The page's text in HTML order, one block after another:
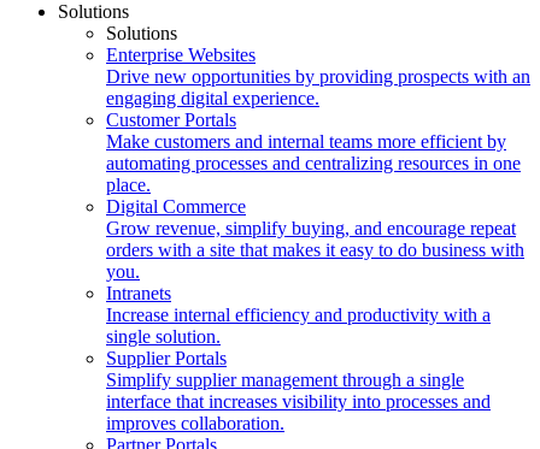
Solutions
Solutions
Enterprise Websites
Drive new opportunities by providing prospects with an
engaging digital experience.
Customer Portals
Make customers and internal teams more efficient by
automating processes and centralizing resources in one
place.
Digital Commerce
Grow revenue, simplify buying, and encourage repeat
orders with a site that makes it easy to do business with
you.
Intranets
Increase internal efficiency and productivity with a
single solution.
Supplier Portals
Simplify supplier management through a single
interface that increases visibility into processes and
improves collaboration.
Partner Portals